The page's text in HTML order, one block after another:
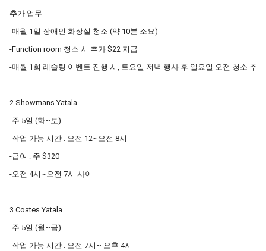
추가 업무
-매월 1일 장애인 화장실 청소 (약 10분 소요)
-Function room 청소 시 추가 $22 지급
-매월 1회 레슬링 이벤트 진행 시, 토요일 저녁 행사 후 일요일 오전 청소 추
2.Showmans Yatala
-주 5일 (화~토)
-작업 가능 시간 : 오전 12~오전 8시
-급여 : 주 $320
-오전 4시~오전 7시 사이
3.Coates Yatala
-주 5일 (월~금)
-작업 가능 시간 : 오전 7시~ 오후 4시